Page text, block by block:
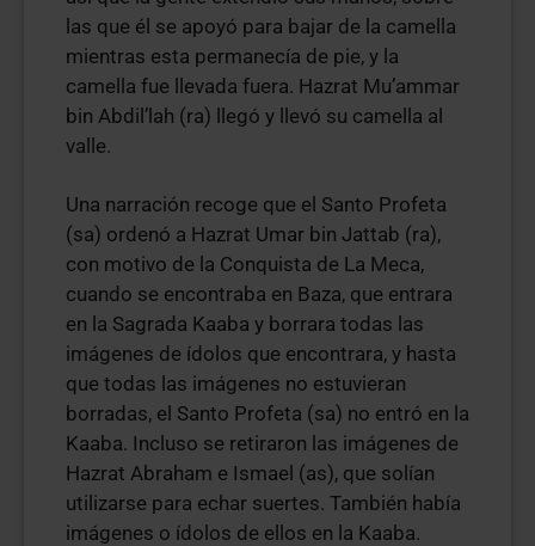
las que él se apoyó para bajar de la camella
mientras esta permanecía de pie, y la
camella fue llevada fuera. Hazrat Mu’ammar
bin Abdil’lah (ra) llegó y llevó su camella al
valle.
Una narración recoge que el Santo Profeta
(sa) ordenó a Hazrat Umar bin Jattab (ra),
con motivo de la Conquista de La Meca,
cuando se encontraba en Baza, que entrara
en la Sagrada Kaaba y borrara todas las
imágenes de ídolos que encontrara, y hasta
que todas las imágenes no estuvieran
borradas, el Santo Profeta (sa) no entró en la
Kaaba. Incluso se retiraron las imágenes de
Hazrat Abraham e Ismael (as), que solían
utilizarse para echar suertes. También había
imágenes o ídolos de ellos en la Kaaba.